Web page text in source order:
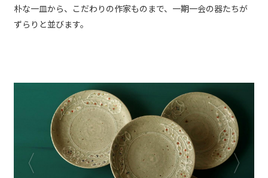
朴な一皿から、こだわりの作家ものまで、一期一会の器たちが
ずらりと並びます。